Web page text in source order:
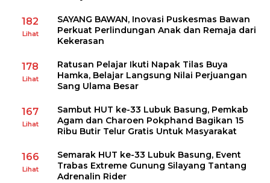
182
Lihat
SAYANG BAWAN, Inovasi Puskesmas Bawan
Perkuat Perlindungan Anak dan Remaja dari
Kekerasan
178
Lihat
Ratusan Pelajar Ikuti Napak Tilas Buya
Hamka, Belajar Langsung Nilai Perjuangan
Sang Ulama Besar
167
Lihat
Sambut HUT ke-33 Lubuk Basung, Pemkab
Agam dan Charoen Pokphand Bagikan 15
Ribu Butir Telur Gratis Untuk Masyarakat
166
Lihat
Semarak HUT ke-33 Lubuk Basung, Event
Trabas Extreme Gunung Silayang Tantang
Adrenalin Rider